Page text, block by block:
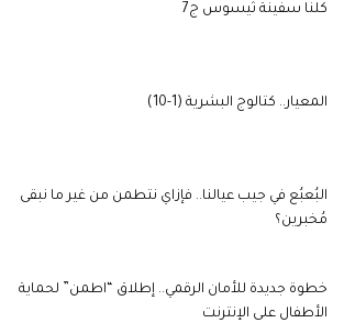
كلنا سفينة ثيسوس ج7
المعيار.. كتالوج البشرية (1-10)
البُعبُع في جيب عيالنا.. فإزاي نتطمن من غير ما نبقى
مُخبرين؟
خطوة جديدة للأمان الرقمي.. إطلاق “اطمن” لحماية
الأطفال على الإنترنت